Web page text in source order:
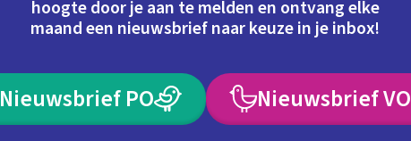
hoogte door je aan te melden en ontvang elke
maand een nieuwsbrief naar keuze in je inbox!
Nieuwsbrief PO Nieuwsbrief VO